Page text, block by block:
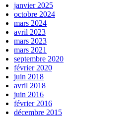
janvier 2025
octobre 2024
mars 2024
avril 2023
mars 2023
mars 2021
septembre 2020
février 2020
juin 2018
avril 2018
juin 2016
février 2016
décembre 2015